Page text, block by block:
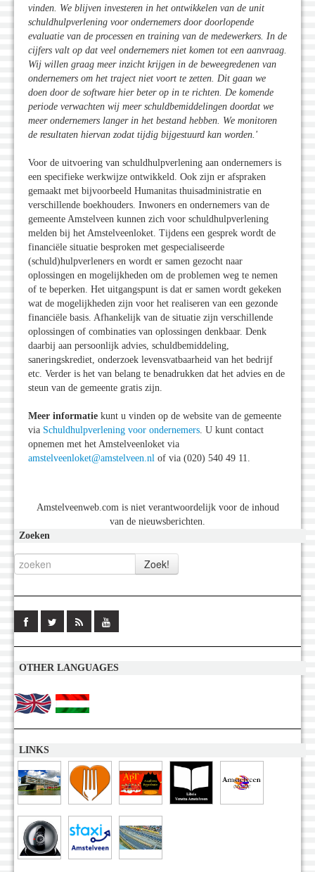
vinden. We blijven investeren in het ontwikkelen van de unit
schuldhulpverlening voor ondernemers door doorlopende
evaluatie van de processen en training van de medewerkers. In de
cijfers valt op dat veel ondernemers niet komen tot een aanvraag.
Wij willen graag meer inzicht krijgen in de beweegredenen van
ondernemers om het traject niet voort te zetten. Dit gaan we
doen door de software hier beter op in te richten. De komende
periode verwachten wij meer schuldbemiddelingen doordat we
meer ondernemers langer in het bestand hebben. We monitoren
de resultaten hiervan zodat tijdig bijgestuurd kan worden.'
Voor de uitvoering van schuldhulpverlening aan ondernemers is
een specifieke werkwijze ontwikkeld. Ook zijn er afspraken
gemaakt met bijvoorbeeld Humanitas thuisadministratie en
verschillende boekhouders. Inwoners en ondernemers van de
gemeente Amstelveen kunnen zich voor schuldhulpverlening
melden bij het Amstelveenloket. Tijdens een gesprek wordt de
financiële situatie besproken met gespecialiseerde
(schuld)hulpverleners en wordt er samen gezocht naar
oplossingen en mogelijkheden om de problemen weg te nemen
of te beperken. Het uitgangspunt is dat er samen wordt gekeken
wat de mogelijkheden zijn voor het realiseren van een gezonde
financiële basis. Afhankelijk van de situatie zijn verschillende
oplossingen of combinaties van oplossingen denkbaar. Denk
daarbij aan persoonlijk advies, schuldbemiddeling,
saneringskrediet, onderzoek levensvatbaarheid van het bedrijf
etc. Verder is het van belang te benadrukken dat het advies en de
steun van de gemeente gratis zijn.
Meer informatie kunt u vinden op de website van de gemeente
via Schuldhulpverlening voor ondernemers . U kunt contact
opnemen met het Amstelveenloket via
amstelveenloket@amstelveen.nl of via (020) 540 49 11.
Amstelveenweb.com is niet verantwoordelijk voor de inhoud
van de nieuwsberichten.
Zoeken
OTHER LANGUAGES
LINKS